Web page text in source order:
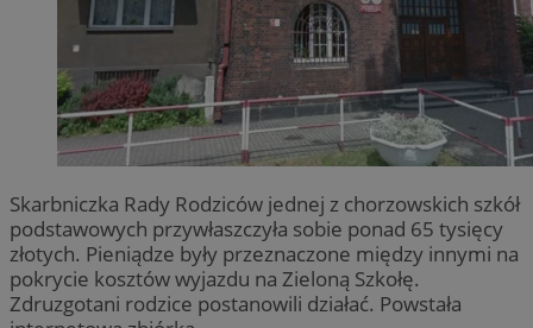
Skarbniczka Rady Rodziców jednej z chorzowskich szkół
podstawowych przywłaszczyła sobie ponad 65 tysięcy
złotych. Pieniądze były przeznaczone między innymi na
pokrycie kosztów wyjazdu na Zieloną Szkołę.
Zdruzgotani rodzice postanowili działać. Powstała